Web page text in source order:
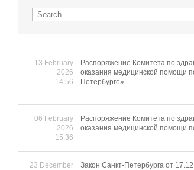
13 February
2026
14:56
Распоряжение Комитета по
оказания медицинской помощи
Петербурге»
06 February
2026
15:36
Распоряжение Комитета по
оказания медицинской помощи
23 December
Закон Санкт-Петербурга от